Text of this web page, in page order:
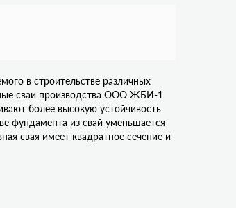
в строительстве различных
сваи производства ООО ЖБИ-1
более высокую устойчивость
фундамента из свай уменьшается
свая имеет квадратное сечение и